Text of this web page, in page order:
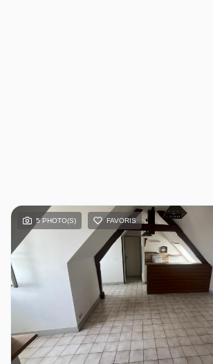
5 PHOTO(S) FAVORIS